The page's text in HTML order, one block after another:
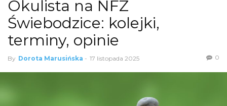
Okulista na NFZ
Świebodzice: kolejki,
terminy, opinie
By Dorota Marusińska - 17 listopada 2025 0